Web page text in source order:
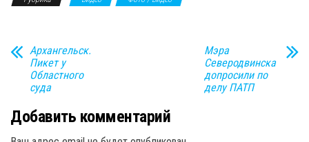
Архангельск.
Пикет у
Областного
суда
Мэра
Северодвинска
допросили по
делу ПАТП
Добавить комментарий